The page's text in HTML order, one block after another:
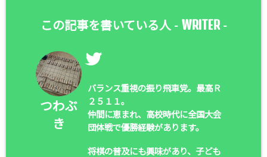
この記事を書いている人 - WRITER-
つわぶ
き
バランス重視の振り飛車党。最高Ｒ
２５１１。
仲間に恵まれ、高校時代に全国大会
団体戦で優勝経験があります。
将棋の普及にも興味があり、子ども